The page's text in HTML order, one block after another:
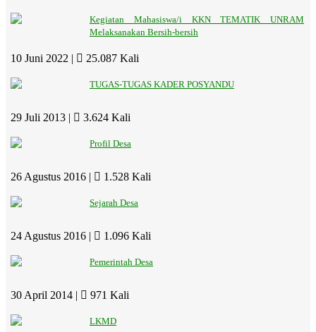
Kegiatan Mahasiswa/i KKN TEMATIK UNRAM
Melaksanakan Bersih-bersih
10 Juni 2022 | 25.087 Kali
TUGAS-TUGAS KADER POSYANDU
29 Juli 2013 | 3.624 Kali
Profil Desa
26 Agustus 2016 | 1.528 Kali
Sejarah Desa
24 Agustus 2016 | 1.096 Kali
Pemerintah Desa
30 April 2014 | 971 Kali
LKMD